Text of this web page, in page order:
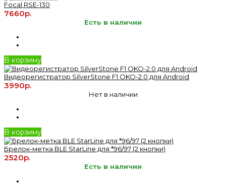
Focal RSE-130
7660р.
Есть в наличии
В корзину
Видеорегистратор SilverStone F1 OKO-2.0 для Android
3990р.
Нет в наличии
В корзину
Брелок-метка BLE StarLine для *96/97 (2 кнопки)
2520р.
Есть в наличии